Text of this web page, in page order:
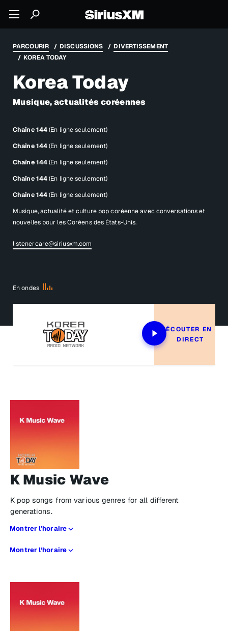
PARCOURIR DISCUSSIONS
DIVERTISSEMENT
KOREA TODAY
Korea Today
Musique, actualités coréennes
Chaîne 144(En ligne seulement)
Chaîne 144(En ligne seulement)
Chaîne 144(En ligne seulement)
Chaîne 144(En ligne seulement)
Chaîne 144(En ligne seulement)
Musique, actualité et culture pop coréenne avec conversations et
nouvelles pour les Coréens des États-Unis.
listenercare@siriusxm.com
En ondes
ÉCOUTER EN
DIRECT
K Music Wave
K pop songs from various genres for all different
generations.
Montrer l’horaire
Montrer l’horaire